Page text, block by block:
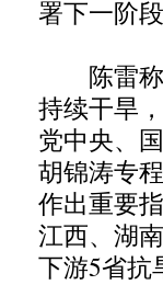
署下一阶
陈雷称
持续干旱
党中央、
胡锦涛专
作出重要
江西、湖
下游5省抗